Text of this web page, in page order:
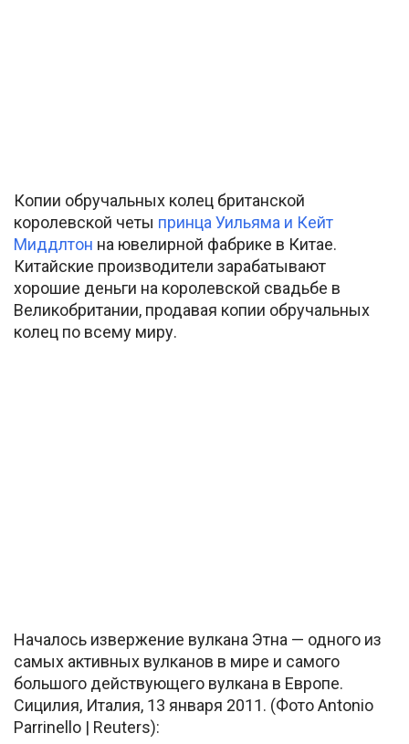
Копии обручальных колец британской
королевской четы принца Уильяма и Кейт
Миддлтон на ювелирной фабрике в Китае.
Китайские производители зарабатывают
хорошие деньги на королевской свадьбе в
Великобритании, продавая копии обручальных
колец по всему миру.
Началось извержение вулкана Этна — одного из
самых активных вулканов в мире и самого
большого действующего вулкана в Европе.
Сицилия, Италия, 13 января 2011. (Фото Antonio
Parrinello | Reuters):